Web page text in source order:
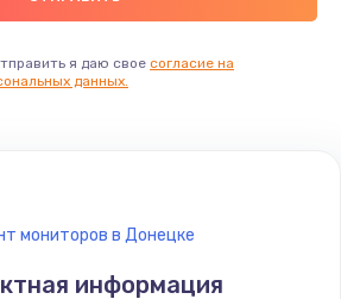
я даю свое согласие на
данных.
мониторов в Донецке
информация